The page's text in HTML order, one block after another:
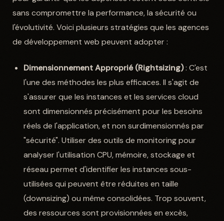
sans compromettre la performance, la sécurité ou
l'évolutivité. Voici plusieurs stratégies que les agences
de développement web peuvent adopter :
Dimensionnement Approprié (Rightsizing): C'est
l'une des méthodes les plus efficaces. Il s'agit de
s'assurer que les instances et les services cloud
sont dimensionnés précisément pour les besoins
réels de l'application, et non surdimensionnés par
"sécurité". Utiliser des outils de monitoring pour
analyser l'utilisation CPU, mémoire, stockage et
réseau permet d'identifier les instances sous-
utilisées qui peuvent être réduites en taille
(downsizing) ou même consolidées. Trop souvent,
des ressources sont provisionnées en excès,